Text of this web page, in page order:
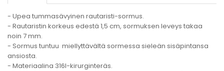
- Upea tummasävyinen rautaristi-sormus.
- Rautaristin korkeus edestä 1,5 cm, sormuksen leveys takaa
noin 7 mm.
- Sormus tuntuu miellyttävältä sormessa sieleän sisäpintansa
ansiosta.
- Materiaalina 316l-kirurginteräs.